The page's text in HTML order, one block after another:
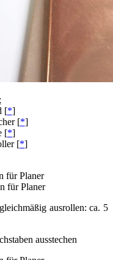
[*]
[*]
[*]
[*]
ausrollen: ca. 5
ausstechen